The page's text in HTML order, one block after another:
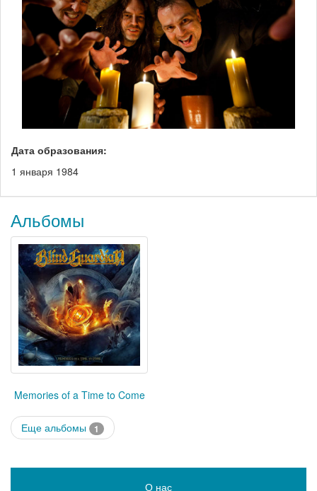
Дата образования:
1 января 1984
Альбомы
Memories of a Time to Come
Еще альбомы 1
О нас